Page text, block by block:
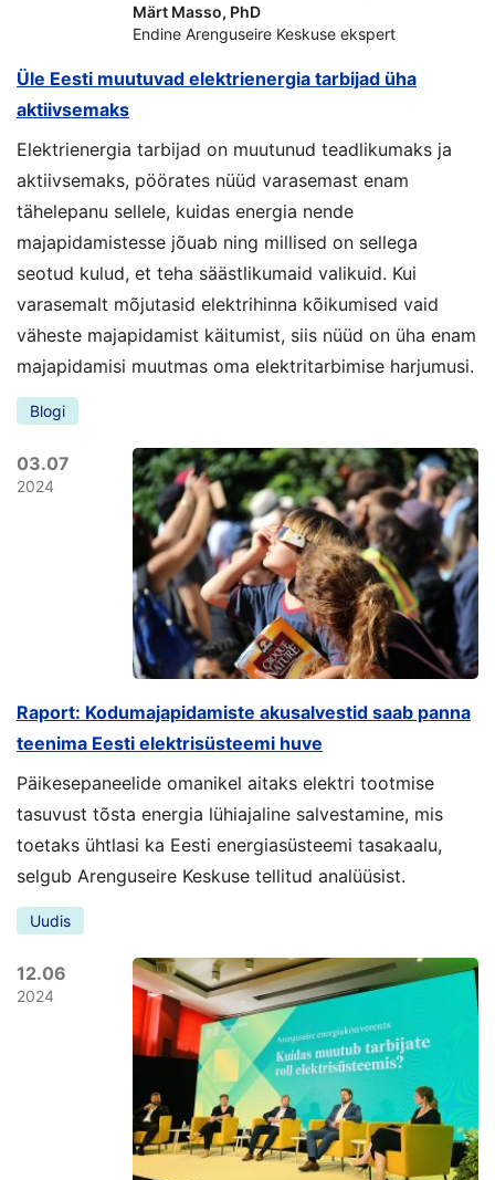
Üle Eesti muutuvad elektrienergia tarbijad üha
aktiivsemaks
Elektrienergia tarbijad on muutunud teadlikumaks ja
aktiivsemaks, pöörates nüüd varasemast enam
tähelepanu sellele, kuidas energia nende
majapidamistesse jõuab ning millised on sellega
seotud kulud, et teha säästlikumaid valikuid. Kui
varasemalt mõjutasid elektrihinna kõikumised vaid
väheste majapidamist käitumist, siis nüüd on üha enam
majapidamisi muutmas oma elektritarbimise harjumusi.
Blogi
Märt Masso, PhD
Endine Arenguseire Keskuse ekspert
03.07
2024
Raport: Kodumajapidamiste akusalvestid saab panna
teenima Eesti elektrisüsteemi huve
Päikesepaneelide omanikel aitaks elektri tootmise
tasuvust tõsta energia lühiajaline salvestamine, mis
toetaks ühtlasi ka Eesti energiasüsteemi tasakaalu,
selgub Arenguseire Keskuse tellitud analüüsist.
Uudis
12.06
2024